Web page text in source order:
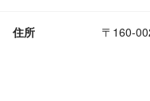
住所 〒160-